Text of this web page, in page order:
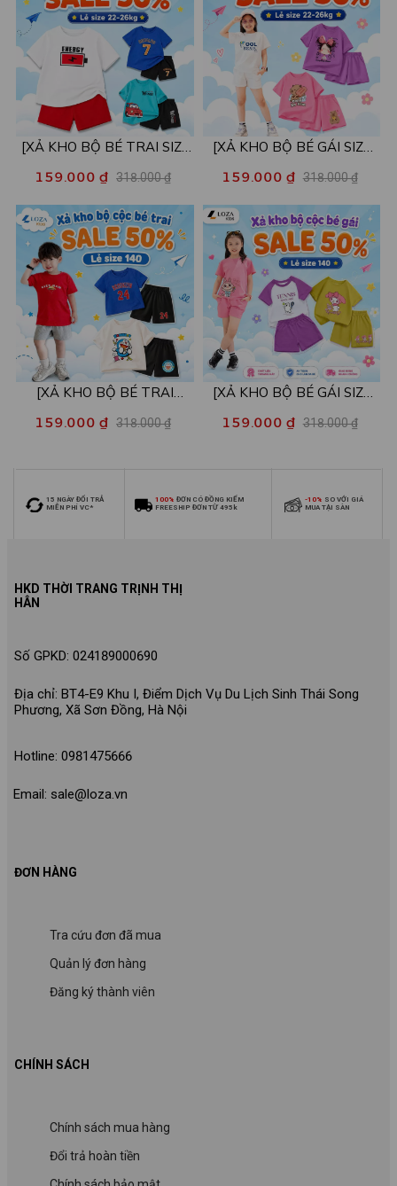
[XẢ KHO BỘ BÉ TRAI SIZE
mẫu - Quần áo bé trai từ 22-
26kg - Loza Kids XB004
159.000 ₫ 318.000 ₫
[XẢ KHO BỘ BÉ GÁI SIZE
mẫu - Quần áo bé gái từ 22-
26kg - Loza Kids XB005
159.000 ₫ 318.000 ₫
[XẢ KHO BỘ BÉ TRAI
nhiều mẫu - Quần áo bé trai
159.000 ₫ 318.000 ₫
[XẢ KHO BỘ BÉ GÁI SIZE
mẫu - Quần áo bé gái từ 26-
159.000 ₫ 318.000 ₫
15 NGÀY ĐỔI TRẢ
MIỄN PHÍ VC*
100% ĐƠN CÓ ĐỒNG KIỂM
FREESHIP ĐƠN TỪ 495k
-10% SO VỚI GIÁ
MUA TẠI SÀN
CHÍNH SÁCH
Chính sách mua hàng
Đổi trả hoàn tiền
HKD THỜI TRANG TRỊNH THỊ
HÂN
Số GPKD: 024189000690
Địa chỉ: BT4-E9 Khu I, Điểm Dịch Vụ Du Lịch Sinh Thái Song
Phương, Xã Sơn Đồng, Hà Nội
Hotline: 0981475666
Email: sale@loza.vn
ĐƠN HÀNG
Tra cứu đơn đã mua
Quản lý đơn hàng
Đăng ký thành viên